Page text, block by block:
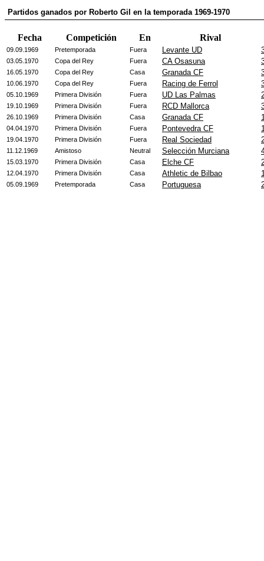
Partidos ganados por Roberto Gil en la temporada 1969-1970
Fecha Competición En Rival
09.09.1969 Pretemporada Fuera Levante UD
03.05.1970 Copa del Rey Fuera CA Osasuna
16.05.1970 Copa del Rey Casa Granada CF
10.06.1970 Copa del Rey Fuera Racing de Ferrol
05.10.1969 Primera División Fuera UD Las Palmas
19.10.1969 Primera División Fuera RCD Mallorca
26.10.1969 Primera División Casa Granada CF
04.04.1970 Primera División Fuera Pontevedra CF
19.04.1970 Primera División Fuera Real Sociedad
11.12.1969 Amistoso Neutral Selección Murciana
15.03.1970 Primera División Casa Elche CF
12.04.1970 Primera División Casa Athletic de Bilbao
05.09.1969 Pretemporada Casa Portuguesa